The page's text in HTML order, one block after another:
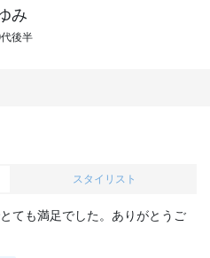
み
後半
スタイリスト
ても満足でした。ありがとうご